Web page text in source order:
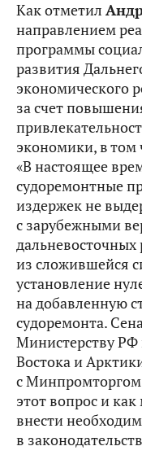
Как отметил
направлением
программы
развития
экономического
за счет
экономики, в том
«В настоящее
судоремонтные
издержек не
с зарубежными
из сложившейся
установление
на добавленную
судоремонта.
Министерству РФ
Востока и
с Минпромторгом
этот вопрос и
внести
в